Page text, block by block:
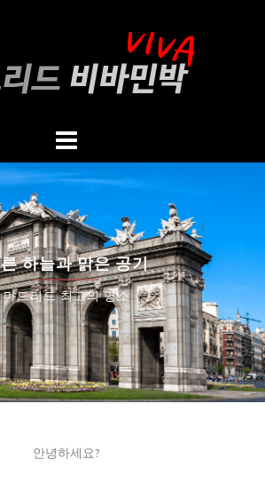
하늘과 맑은 공기
마드리드 최고의 명소
안녕하세요?